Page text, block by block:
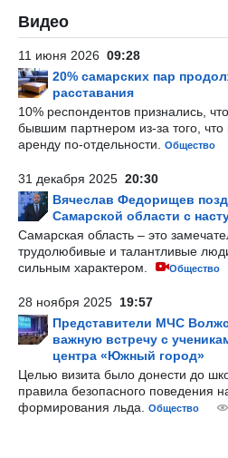
Видео
11 июня 2026 09:28
20% самарских пар
расставания
10% респондентов признались,
бывшим партнером из-за того, что
аренду по-отдельности.
Общество
31 декабря 2025 20:30
Вячеслав Федорищев
Самарской области с
Самарская область – это
трудолюбивые и талантливые
сильным характером.
Общество
28 ноября 2025 19:57
Представители МЧС
важную встречу с
центра «Южный город»
Целью визита было донести до
правила безопасного поведения
формирования льда.
Общество